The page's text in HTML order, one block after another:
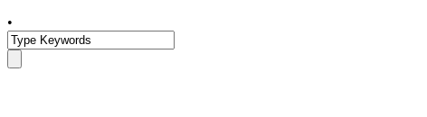
•